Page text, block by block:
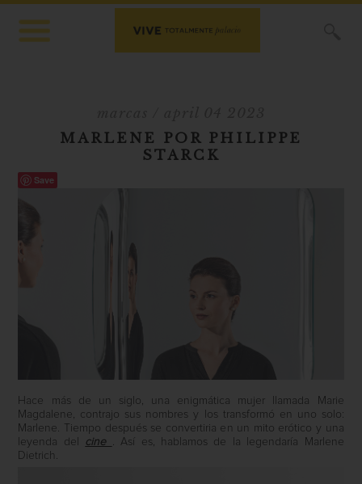
MARLENE POR PHILIPPE
STARCK
Save
Hace más de un siglo, una enigmática mujer llamada Marie
Magdalene, contrajo sus nombres y los transformó en uno solo:
Marlene. Tiempo después se convertiria en un mito erótico y una
leyenda del
cine . Así es, hablamos de la legendaría Marlene
Dietrich.